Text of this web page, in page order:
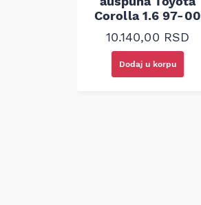
Corolla 1.6 97-00
10.140,00 RSD
Dodaj u korpu